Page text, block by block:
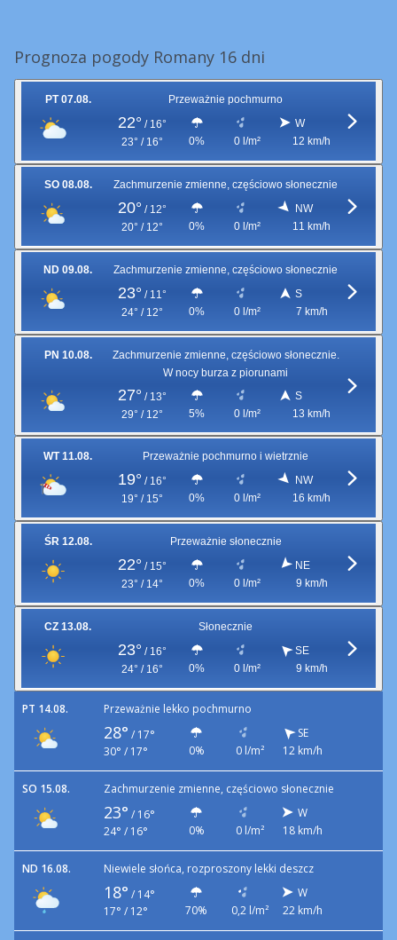
Prognoza pogody Romany 16 dni
PT 07.08. Przeważnie pochmurno
22° / 16°
23° / 16°
0% 0 l/m²
W
12 km/h
SO 08.08. Zachmurzenie zmienne, częściowo słonecznie
20° / 12°
20° / 12°
0% 0 l/m²
NW
11 km/h
ND 09.08. Zachmurzenie zmienne, częściowo słonecznie
23° / 11°
24° / 12°
0% 0 l/m²
S
7 km/h
PN 10.08.
Zachmurzenie zmienne, częściowo słonecznie.
W nocy burza z piorunami
27° / 13°
29° / 12°
5% 0 l/m²
S
13 km/h
WT 11.08. Przeważnie pochmurno i wietrznie
19° / 16°
19° / 15°
0% 0 l/m²
NW
16 km/h
ŚR 12.08. Przeważnie słonecznie
22° / 15°
23° / 14°
0% 0 l/m²
NE
9 km/h
CZ 13.08. Słonecznie
23° / 16°
24° / 16°
0% 0 l/m²
SE
9 km/h
PT 14.08. Przeważnie lekko pochmurno
28° / 17°
30° / 17°
0% 0 l/m²
SE
12 km/h
SO 15.08. Zachmurzenie zmienne, częściowo słonecznie
23° / 16°
24° / 16°
0% 0 l/m²
W
18 km/h
ND 16.08. Niewiele słońca, rozproszony lekki deszcz
18° / 14°
17° / 12°
70% 0,2 l/m²
W
22 km/h